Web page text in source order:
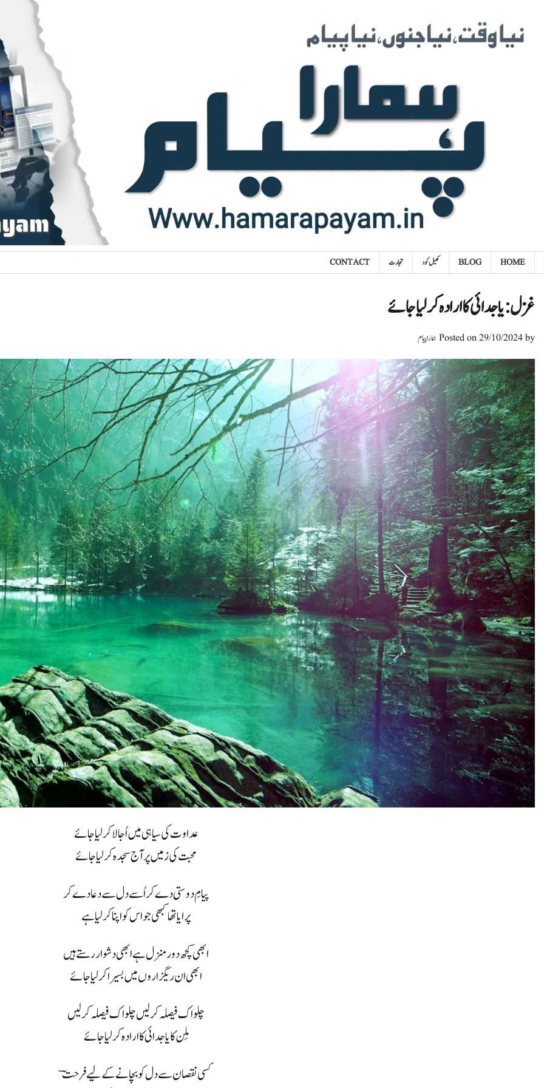
content
HOME
BLOG کھیل کود تجارت CONTACT
غزل: یا جدائی کا ارادہ کر لیا جائے
Posted on29/10/2024by ہمارا پیام
عداوت کی سیاہی میں اُجالا کر لیا جائے
محبت کی زمیں پر آج سجدہ کر لیا جائے
پیامِ دوستی دے کر اُسے دل سے دعا دے کر
پرایا تھا کبھی جو اس کو اپنا کر لیا ہے
ابھی کچھ دور منزل ہے ابھی دشوار رستے ہیں
ابھی ان ریگزاروں میں بسیرا کر لیا جائے
چلو اک فیصلہ کر لیں چلو اک فیصلہ کر لیں
مِلن کا یا جدائی کا ارادہ کر لیا جائے
کسی نقصان سے دل کو بچانے کے لیے فرحتؔ